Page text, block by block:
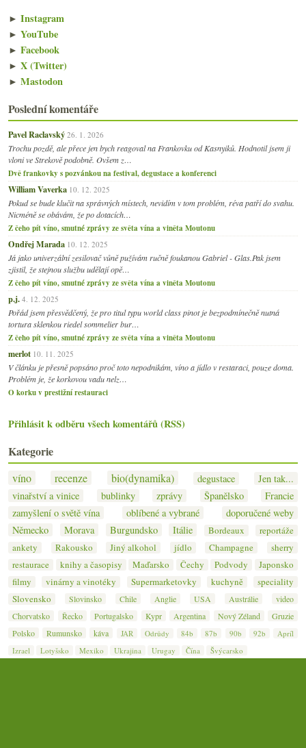
► Instagram
► YouTube
► Facebook
► X (Twitter)
► Mastodon
Poslední komentáře
Pavel Raclavský 26. 1. 2026
Trochu pozdě, ale přece jen bych reagoval na Frankovku od Kasnyiků. Hodnotil jsem ji
vloni ve Strekově podobně. Ovšem z…
Dvě frankovky s pozvánkou na festival, degustace a konferenci
William Vaverka 10. 12. 2025
Pokud se bude klučit na správných místech, nevidím v tom problém, réva patří do svahu.
Nicméně se obávám, že po dotacích…
Z čeho pít víno, smutné zprávy ze světa vína a viněta Moutonu
Ondřej Marada 10. 12. 2025
Já jako univerzální zesilovač vůně pužívám ručně foukanou Gabriel - Glas.Pak jsem
zjistil, že stejnou službu udělají opě…
Z čeho pít víno, smutné zprávy ze světa vína a viněta Moutonu
p.j. 4. 12. 2025
Pořád jsem přesvědčený, že pro titul typu world class pinot je bezpodmínečně nutná
tortura sklenkou riedel sommelier bur…
Z čeho pít víno, smutné zprávy ze světa vína a viněta Moutonu
merlot 10. 11. 2025
V článku je přesně popsáno proč toto nepodnikám, víno a jídlo v restaraci, pouze doma.
Problém je, že korkovou vadu nelz…
O korku v prestižní restauraci
Přihlásit k odběru všech komentářů (RSS)
Kategorie
víno recenze bio(dynamika) degustace
Jen tak...
vinařství a vinice
bublinky zprávy Španělsko
Francie
zamyšlení o světě vína
oblíbené a vybrané
doporučené weby
Německo
Morava Burgundsko Itálie Bordeaux
reportáže
ankety
Rakousko Jiný alkohol jídlo Champagne
sherry
restaurace
knihy a časopisy Maďarsko Čechy Podvody
Japonsko
filmy
vinárny a vinotéky Supermarketovky kuchyně
speciality
Slovensko
Slovinsko Chile Anglie USA Austrálie
video
Chorvatsko
Řecko Portugalsko Kypr Argentina Nový Zéland
Gruzie
Polsko
Rumunsko káva JAR Odrůdy 84b 87b 90b 92b
Apríl
Izrael
Lotyšsko Mexiko Ukrajina Urugay Čína Švýcarsko